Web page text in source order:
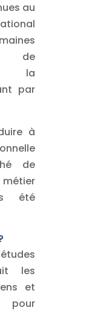
au
de
à la
par
à
de
métier
été
les
et
pour